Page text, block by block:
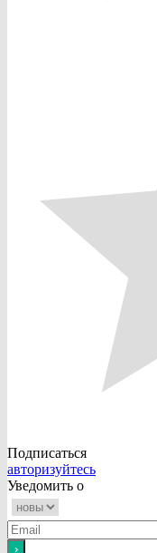
Подписаться
авторизуйтесь
Уведомить о